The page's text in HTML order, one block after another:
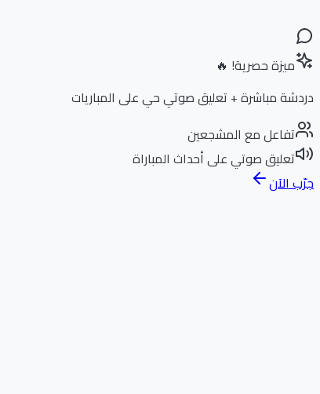
ميزة حصرية! 🔥
دردشة مباشرة + تعليق صوتي حي على المباريات
تفاعل مع المشجعين
تعليق صوتي على أحداث المباراة
جرّب الآن